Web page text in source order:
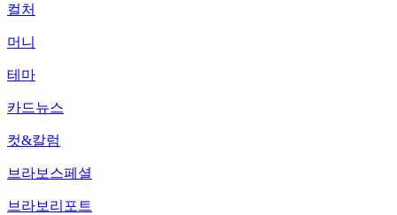
컬처
머니
테마
카드뉴스
컷&칼럼
브라보스페셜
브라보리포트